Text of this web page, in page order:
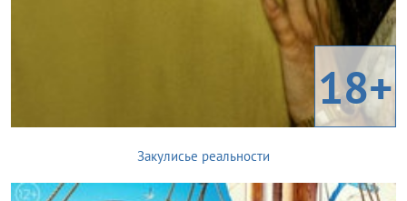
18+
Закулисье реальности